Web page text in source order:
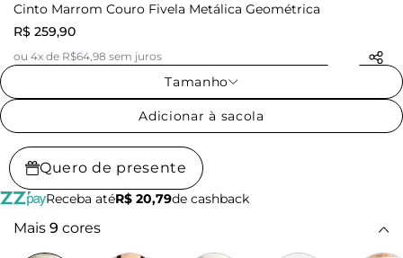
Cinto Marrom Couro Fivela Metálica Geométrica
R$ 259,90
ou 4x de R$64,98 sem juros
Tamanho
Adicionar à sacola
Quero de presente
Receba atéR$ 20,79de cashback
Mais 9 cores